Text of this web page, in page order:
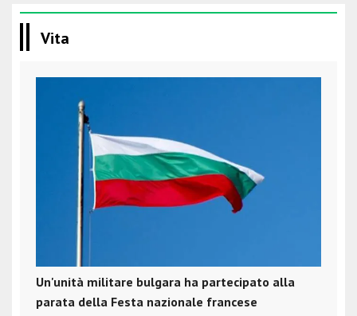
Vita
Un'unità militare bulgara ha partecipato alla
parata della Festa nazionale francese